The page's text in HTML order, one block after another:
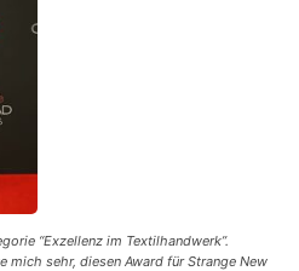
“Exzellenz im Textilhandwerk”.
mich sehr, diesen Award für Strange New